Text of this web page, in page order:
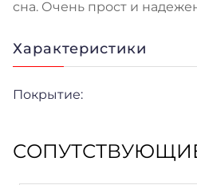
сна. Очень прост и
Характеристики
Покрытие: